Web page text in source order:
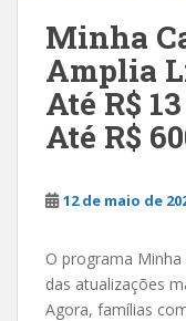
Minha
Amplia
Até R$
Até R$
12 de maio de
O programa
das atualizações
Agora, famílias